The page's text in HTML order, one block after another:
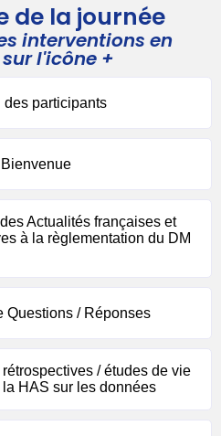
de la journée
interventions en
l'icône +
des participants
Actualités françaises et
à la règlementation du DM
Questions / Réponses
/ études de vie
HAS sur les données